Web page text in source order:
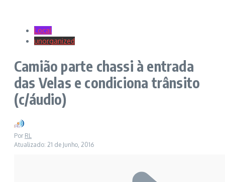
Local
unorganized
Camião parte chassi à entrada
das Velas e condiciona trânsito
(c/áudio)
Por RL
Atualizado: 21 de Junho, 2016